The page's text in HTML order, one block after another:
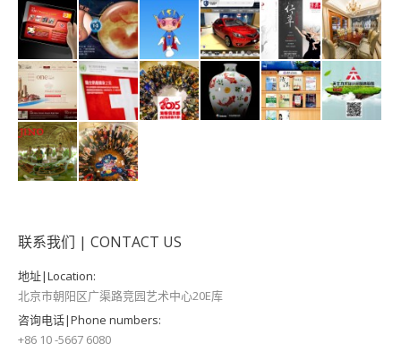
联系我们 | CONTACT US
地址|Location:
北京市朝阳区广渠路竞园艺术中心20E库
咨询电话|Phone numbers:
+86 10 -5667 6080